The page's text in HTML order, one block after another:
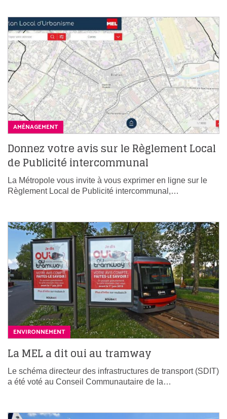
AMÉNAGEMENT
Donnez votre avis sur le Règlement Local
de Publicité intercommunal
La Métropole vous invite à vous exprimer en ligne sur le
Règlement Local de Publicité intercommunal,…
ENVIRONNEMENT
La MEL a dit oui au tramway
Le schéma directeur des infrastructures de transport (SDIT)
a été voté au Conseil Communautaire de la…